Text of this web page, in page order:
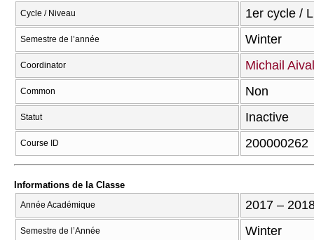
Cycle / Niveau 1er cycle /
Semestre de l’année Winter
Coordinator Michail
Common Non
Statut Inactive
Course ID 200000262
Informations de la Classe
Année Académique 2017 –
Semestre de l’Année Winter